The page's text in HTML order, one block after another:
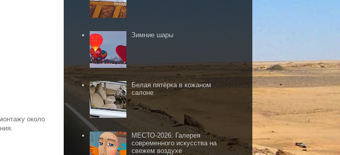
около
Зимние шары
Белая пятёрка в кожаном
салоне
МЕСТО-2026: Галерея
современного искусства на
свежем воздухе